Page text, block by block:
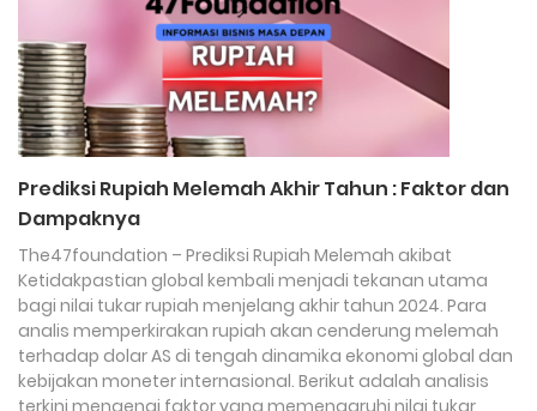
Prediksi Rupiah Melemah Akhir Tahun : Faktor dan
Dampaknya
The47foundation – Prediksi Rupiah Melemah akibat
Ketidakpastian global kembali menjadi tekanan utama
bagi nilai tukar rupiah menjelang akhir tahun 2024. Para
analis memperkirakan rupiah akan cenderung melemah
terhadap dolar AS di tengah dinamika ekonomi global dan
kebijakan moneter internasional. Berikut adalah analisis
terkini mengenai faktor yang memengaruhi nilai tukar